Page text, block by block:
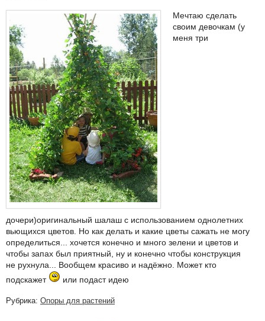
Мечтаю сделать
своим девочкам (у
меня три
дочери)оригинальный шалаш с использованием однолетних
вьющихся цветов. Но как делать и какие цветы сажать не могу
определиться... хочется конечно и много зелени и цветов и
чтобы запах был приятный, ну и конечно чтобы конструкция
не рухнула... Вообщем красиво и надёжно. Может кто
подскажет
или подаст идею
Рубрика: Опоры для растений